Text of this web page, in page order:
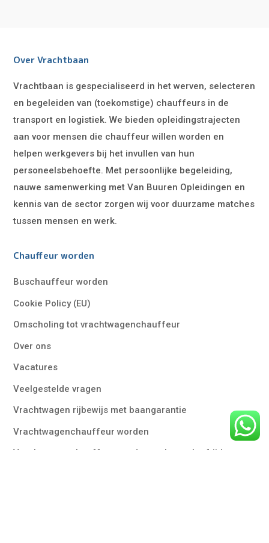
Over Vrachtbaan
Vrachtbaan is gespecialiseerd in het werven, selecteren
en begeleiden van (toekomstige) chauffeurs in de
transport en logistiek. We bieden opleidingstrajecten
aan voor mensen die chauffeur willen worden en
helpen werkgevers bij het invullen van hun
personeelsbehoefte. Met persoonlijke begeleiding,
nauwe samenwerking met Van Buuren Opleidingen en
kennis van de sector zorgen wij voor duurzame matches
tussen mensen en werk.
Chauffeur worden
Buschauffeur worden
Cookie Policy (EU)
Omscholing tot vrachtwagenchauffeur
Over ons
Vacatures
Veelgestelde vragen
Vrachtwagen rijbewijs met baangarantie
Vrachtwagenchauffeur worden
Vrachtwagenchauffeur worden op latere leeftijd